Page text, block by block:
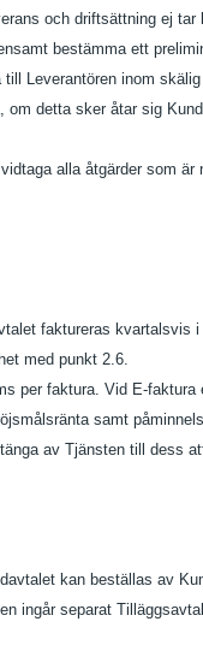
och driftsättning ej
bestämma ett
Leverantören inom
detta sker åtar sig
alla åtgärder som
faktureras kvartalsvis
med punkt 2.6.
per faktura. Vid E-
samt
av Tjänsten till dess
kan beställas av
ingår separat